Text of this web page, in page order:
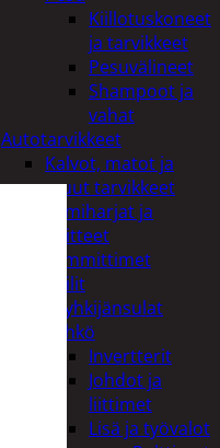
Kiillotuskoneet
ja tarvikkeet
Pesuvälineet
Shampoot ja
vahat
Autotarvikkeet
Kalvot, matot ja
muut tarvikkeet
Lumiharjat ja
peitteet
Lämmittimet
Peilit
Pyyhkijänsulat
Sähkö
Invertterit
Johdot ja
liittimet
Lisä ja työvalot